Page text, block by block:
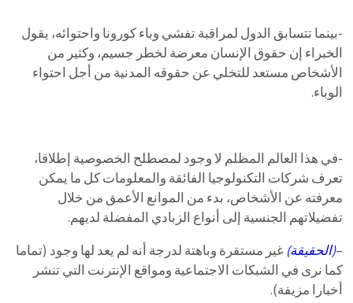
-بينما تتسابق الدول لمراقبة تفشي وباء كورونا واحتوائه، يقول
الخبراء إن حقوق الإنسان معرضة لخطر جسيم، وكثير من
الأشخاص مستعد للتخلي عن حقوقه المدنية من أجل احتواء
الوباء.
-في هذا العالم المظلم لا وجود لمصطلح الخصوصية إطلاقا،
تعرف شركات التكنولوجيا الفائقة والمعلومات كل ما يمكن
معرفته عن الأشخاص، بدء من الموانع الأعمق من خلال
تفضيلاتهم الجنسية إلى أنواع الزبادي المفضلة لديهم.
–(الحقيقة) غير مستقرة وباهتة لدرجة أنه لم يعد لها وجود (تماما
كما نرى في الشبكات الاجتماعية ومواقع الإنترنت التي تنشر
أخبارا مزيفة).